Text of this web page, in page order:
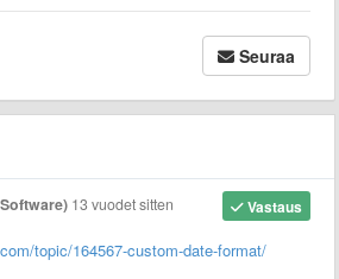
Seuraa
Vastaus
13 vuodet sitten
topic/164567-custom-date-format/